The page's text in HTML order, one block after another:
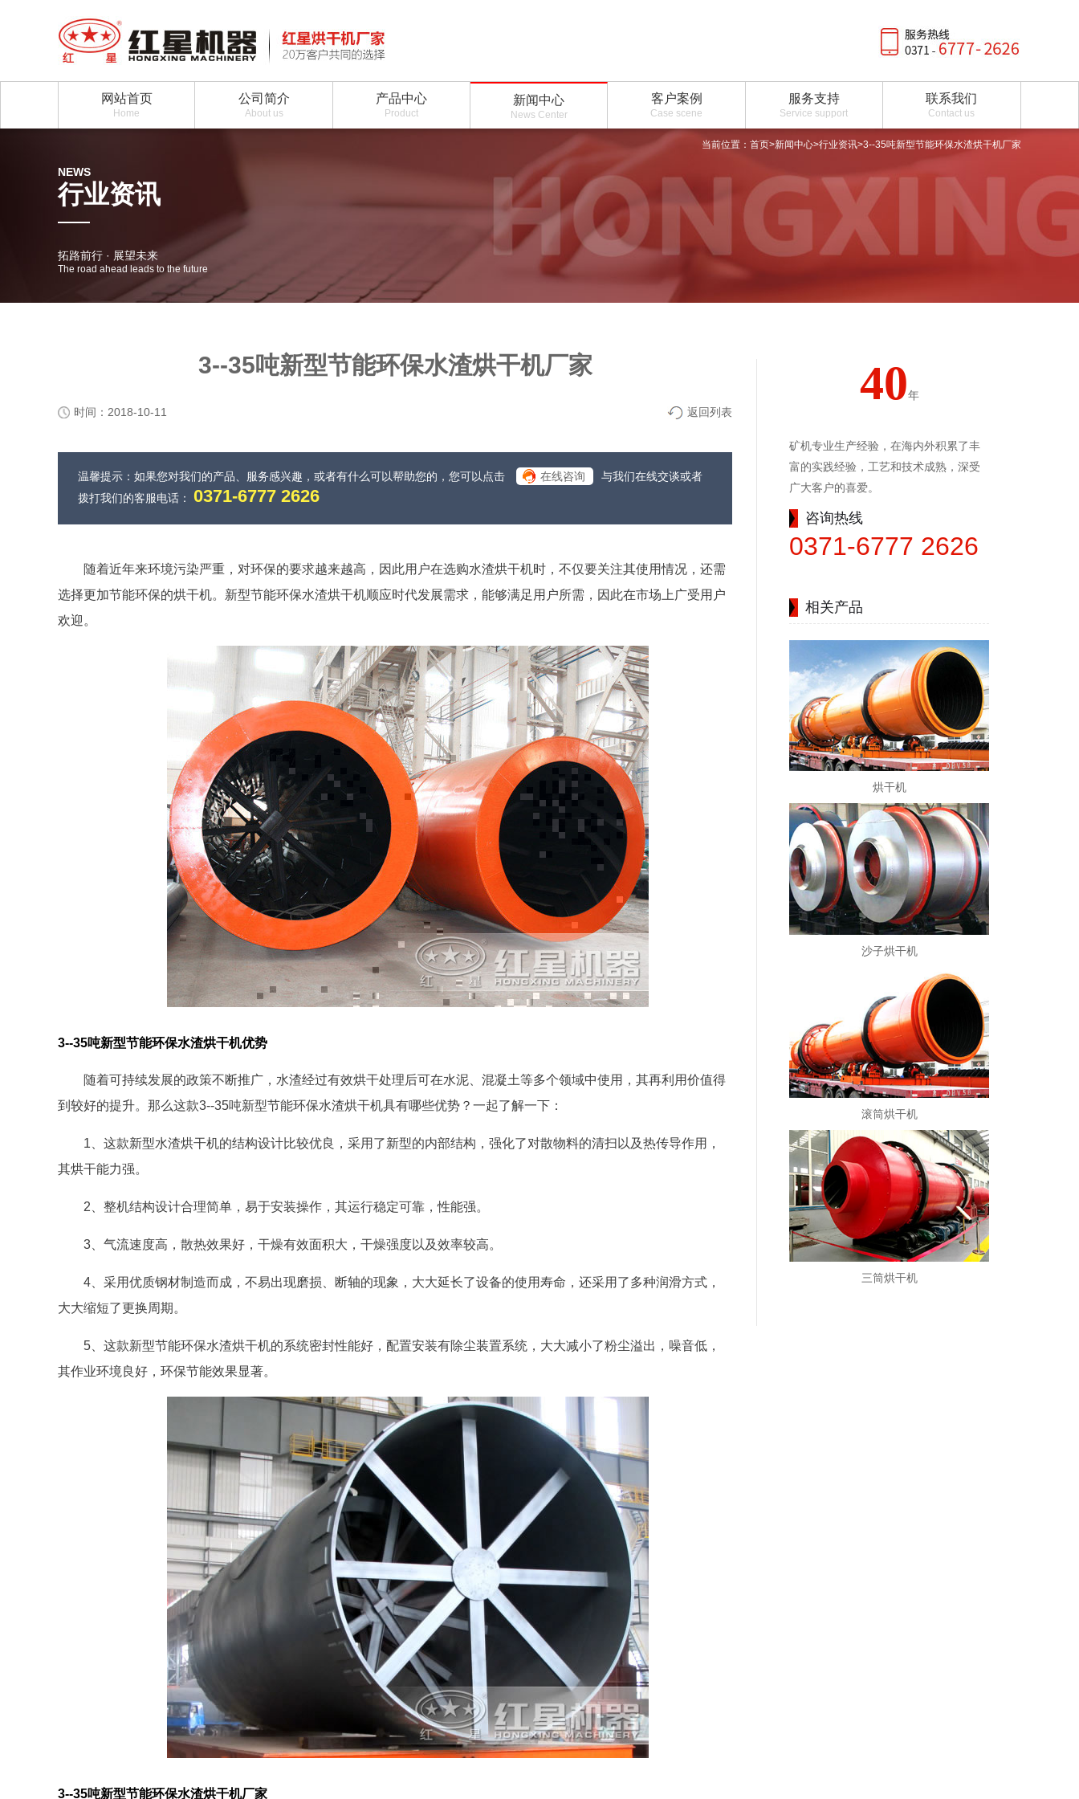
网站首页
Home
公司简介
About us
产品中心
Product
新闻中心
News Center
客户案例
Case scene
服务支持
Service support
联系我们
Contact us
当前位置： 首页>新闻中心>行业资讯>3--35吨新型节能环保水渣烘干机厂家
NEWS
行业资讯
拓路前行 · 展望未来
The road ahead leads to the future
3--35吨新型节能环保水渣烘干机厂家
时间：2018-10-11 返回列表
温馨提示：如果您对我们的产品、服务感兴趣，或者有什么可以帮助您的，您可以点击 在线咨询
与我们在线交谈或者
拨打我们的客服电话： 0371-6777 2626
随着近年来环境污染严重，对环保的要求越来越高，因此用户在选购水渣烘干机时，不仅要关注其使用情况，还需
选择更加节能环保的烘干机。新型节能环保水渣烘干机顺应时代发展需求，能够满足用户所需，因此在市场上广受用户
欢迎。
3--35吨新型节能环保水渣烘干机优势
随着可持续发展的政策不断推广，水渣经过有效烘干处理后可在水泥、混凝土等多个领域中使用，其再利用价值得
到较好的提升。那么这款3--35吨新型节能环保水渣烘干机具有哪些优势？一起了解一下：
1、这款新型水渣烘干机的结构设计比较优良，采用了新型的内部结构，强化了对散物料的清扫以及热传导作用，
其烘干能力强。
2、整机结构设计合理简单，易于安装操作，其运行稳定可靠，性能强。
3、气流速度高，散热效果好，干燥有效面积大，干燥强度以及效率较高。
4、采用优质钢材制造而成，不易出现磨损、断轴的现象，大大延长了设备的使用寿命，还采用了多种润滑方式，
大大缩短了更换周期。
5、这款新型节能环保水渣烘干机的系统密封性能好，配置安装有除尘装置系统，大大减小了粉尘溢出，噪音低，
其作业环境良好，环保节能效果显著。
3--35吨新型节能环保水渣烘干机厂家
40年
矿机专业生产经验，在海内外积累了丰
富的实践经验，工艺和技术成熟，深受
广大客户的喜爱。
咨询热线
0371-6777 2626
相关产品
烘干机
沙子烘干机
滚筒烘干机
三筒烘干机